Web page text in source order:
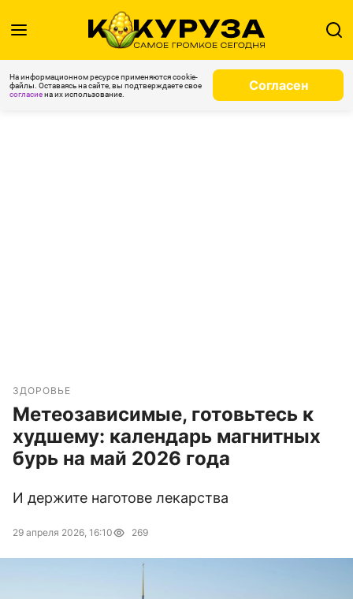
На информационном ресурсе применяются cookie-
файлы. Оставаясь на сайте, вы подтверждаете свое
согласиена их использование.
Согласен
ЗДОРОВЬЕ
Метеозависимые, готовьтесь к
худшему: календарь магнитных
бурь на май 2026 года
И держите наготове лекарства
29 апреля 2026, 16:10 269